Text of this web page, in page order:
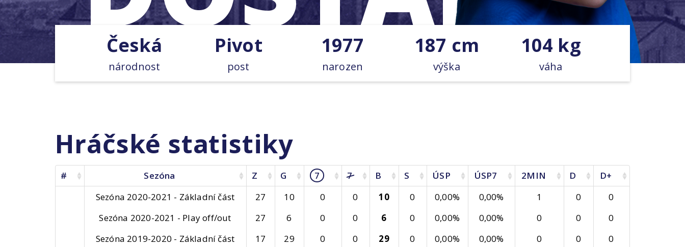
Česká
národnost
Pivot
post
1977
narozen
187 cm
výška
104 kg
váha
Hráčské statistiky
# Sezóna Z G 7 7 B S ÚSP ÚSP7 2MIN D
D+
Sezóna 2020-2021 - Základní část
27 10 0 0 10 0 0,00% 0,00% 1 0
0
Sezóna 2020-2021 - Play off/out
27 6 0 0 6 0 0,00% 0,00% 0 0
0
Sezóna 2019-2020 - Základní část
17 29 0 0 29 0 0,00% 0,00% 0 0
0